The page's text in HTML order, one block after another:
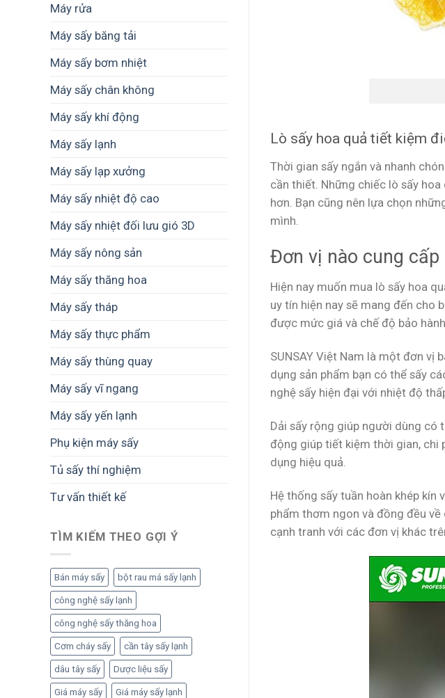
Máy rửa
Máy sấy băng tải
Máy sấy bơm nhiệt
Máy sấy chân không
Máy sấy khí động
Máy sấy lạnh
Máy sấy lạp xưởng
Máy sấy nhiệt độ cao
Máy sấy nhiệt đối lưu gió 3D
Máy sấy nông sản
Máy sấy thăng hoa
Máy sấy tháp
Máy sấy thực phẩm
Máy sấy thùng quay
Máy sấy vĩ ngang
Máy sấy yến lạnh
Phụ kiện máy sấy
Tủ sấy thí nghiệm
Tư vấn thiết kế
TÌM KIẾM THEO GỢI Ý
Bán máy sấy bột rau má sấy lạnh
công nghệ sấy lạnh
công nghệ sấy thăng hoa
Cơm cháy sấy cần tây sấy lạnh
dâu tây sấy Dược liệu sấy
Giá máy sấy Giá máy sấy lạnh
Lò sấy hoa quả tiết kiệm
Thời gian sấy ngắn và nhanh
cần thiết. Những chiếc lò sấy
hơn. Bạn cũng nên lựa chọn
mình.
Đơn vị nào cung
Hiện nay muốn mua lò sấy hoa
uy tín hiện nay sẽ mang đến cho
được mức giá và chế độ bảo
SUNSAY Việt Nam là một đơn vị
dụng sản phẩm bạn có thể sấy
nghệ sấy hiện đại với nhiệt độ
Dải sấy rộng giúp người dùng có
động giúp tiết kiệm thời gian, chi
dụng hiệu quả.
Hệ thống sấy tuần hoàn khép
phẩm thơm ngon và đồng đều
cạnh tranh với các đơn vị khác